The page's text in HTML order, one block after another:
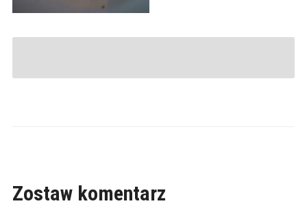
Zostaw komentarz